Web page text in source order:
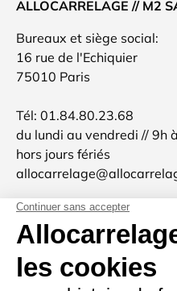
ALLOCARRELAGE // M2
Bureaux et siège social:
16 rue de l'Echiquier
75010 Paris
Tél: 01.84.80.23.68
du lundi au vendredi // 9h
hors jours fériés
SIREN: 511801904
TVA: FR96511801904
Allocarrelage est une
d'inspiration italienne 🍝